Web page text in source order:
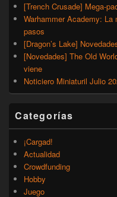
[Trench Crusade] Mega-
Warhammer Academy: La
pasos
[Dragon’s Lake]
[Novedades] The Old
viene
Noticiero Miniaturil Julio
Categorías
¡Cargad!
Actualidad
Crowdfunding
Hobby
Juego